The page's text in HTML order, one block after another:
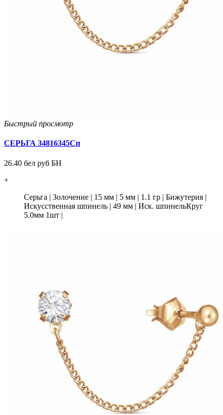
Быстрый просмотр
СЕРЬГА 34816345Сп
26.40 бел руб БН
+
Серьга | Золочение | 15 мм | 5 мм | 1.1 гр | Бижутерия |
Искусственная шпинель | 49 мм | Иск. шпинельКруг
5.0мм 1шт |